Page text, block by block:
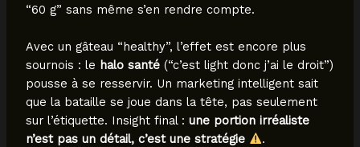
“60 g” sans même s’en rendre compte.
Avec un gâteau “healthy”, l’effet est encore plus
sournois : le halo santé(“c’est light donc j’ai le droit”)
pousse à se resservir. Un marketing intelligent sait
que la bataille se joue dans la tête, pas seulement
sur l’étiquette. Insight final : une portion irréaliste
n’est pas un détail, c’est une stratégie
.